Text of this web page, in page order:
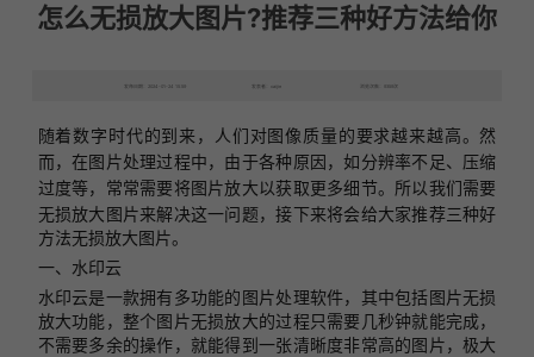
怎么无损放大图片?推荐三种好方法给你
发布日期：2024-01-24 15:59 发表者：caijie 浏览次数：9359次
随着数字时代的到来，人们对图像质量的要求越来越高。然
而，在图片处理过程中，由于各种原因，如分辨率不足、压缩
过度等，常常需要将图片放大以获取更多细节。所以我们需要
无损放大图片来解决这一问题，接下来将会给大家推荐三种好
方法无损放大图片。
一、 水印云
水印云是一款拥有多功能的图片处理软件，其中包括图片无损
放大功能，整个图片无损放大的过程只需要几秒钟就能完成，
不需要多余的操作，就能得到一张清晰度非常高的图片，极大